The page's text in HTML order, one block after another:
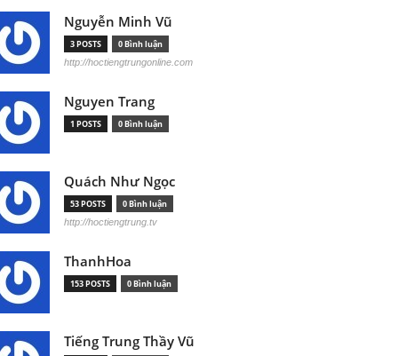
Nguyễn Minh Vũ
3 POSTS 0 Bình luận
http://hoctiengtrungonline.com
Nguyen Trang
1 POSTS 0 Bình luận
Quách Như Ngọc
53 POSTS 0 Bình luận
http://hoctiengtrung.tv
ThanhHoa
153 POSTS 0 Bình luận
Tiếng Trung Thầy Vũ